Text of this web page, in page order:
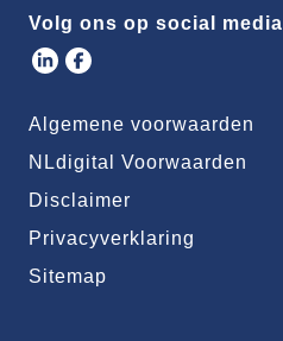
Volg ons op social media
Algemene voorwaarden
NLdigital Voorwaarden
Disclaimer
Privacyverklaring
Sitemap